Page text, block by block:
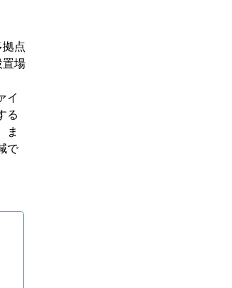
点
置場
イ
る
ま
で